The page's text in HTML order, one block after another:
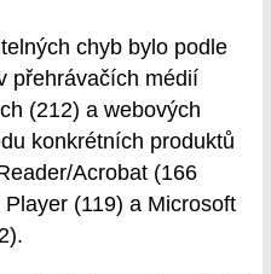
chyb bylo podle
přehrávačích médií
(212) a webových
konkrétních produktů
Acrobat (166
(119) a Microsoft